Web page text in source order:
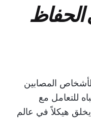
الحفاظ
المصابين
للتعامل مع
هيكلاً في عالم